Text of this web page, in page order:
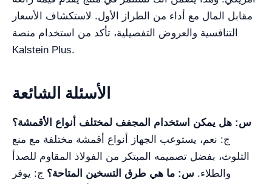
مقابل المال مع أداء من الطراز الأول. لاستكشاف الأسعار
التنافسية والعروض التفصيلية، تأكد من استخدام منصة
Kalstein Plus.
الأسئلة الشائعة
س: هل يمكن استخدام المجفف لمختلف أنواع الأقمشة؟
ج: نعم، يستوعب الجهاز أنواع أقمشة مختلفة مع منع
التلوث، بفضل تصميمه المبتكر من الفولاذ المقاوم للصدأ
والطلاء. س: ما هي طرق التسخين المتاحة؟ ج: يوفر